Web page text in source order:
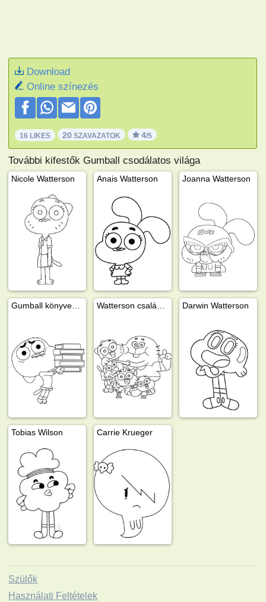
Download
Online színezés
16 LIKES 20 SZAVAZATOK 4/5
További kifestők Gumball csodálatos világa
Nicole Watterson Anais Watterson Joanna Watterson
Darwin Watterson
Tobias Wilson Carrie Krueger
Szülők
Használati Feltételek